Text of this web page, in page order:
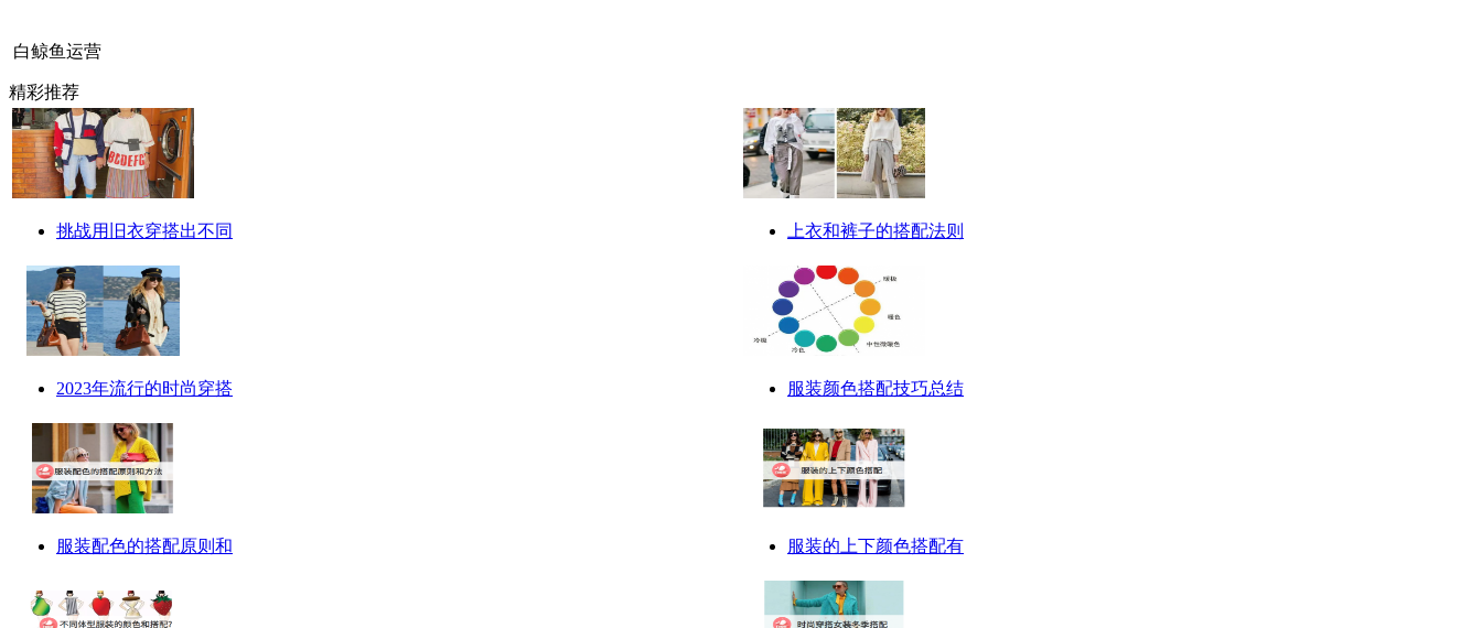
白鲸鱼运营
精彩推荐
挑战用旧衣穿搭出不同 上衣和裤子的搭配法则
2023年流行的时尚穿搭 服装颜色搭配技巧总结
服装配色的搭配原则和 服装的上下颜色搭配有